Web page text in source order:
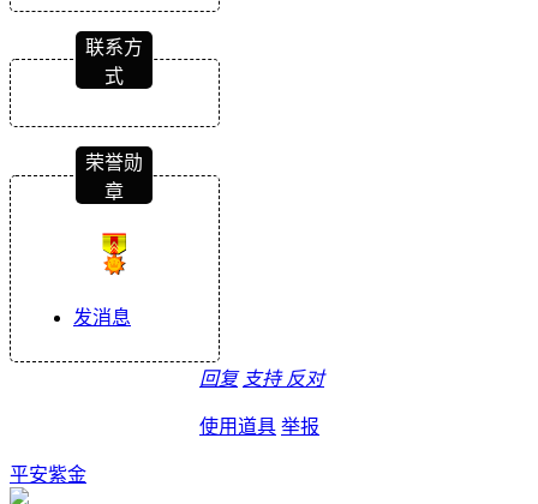
联系方
式
荣誉勋
章
发消息
回复 支持 反对
使用道具 举报
平安紫金